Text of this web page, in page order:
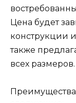
Цена будет
конструкции
также
всех размеров.